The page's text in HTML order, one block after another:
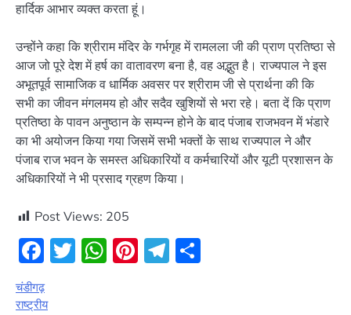
हार्दिक आभार व्यक्त करता हूं।
उन्होंने कहा कि श्रीराम मंदिर के गर्भगृह में रामलला जी की प्राण प्रतिष्ठा से
आज जो पूरे देश में हर्ष का वातावरण बना है, वह अद्भुत है। राज्यपाल ने इस
अभूतपूर्व सामाजिक व धार्मिक अवसर पर श्रीराम जी से प्रार्थना की कि
सभी का जीवन मंगलमय हो और सदैव खुशियों से भरा रहे। बता दें कि प्राण
प्रतिष्ठा के पावन अनुष्ठान के सम्पन्न होने के बाद पंजाब राजभवन में भंडारे
का भी अयोजन किया गया जिसमें सभी भक्तों के साथ राज्यपाल ने और
पंजाब राज भवन के समस्त अधिकारियों व कर्मचारियों और यूटी प्रशासन के
अधिकारियों ने भी प्रसाद ग्रहण किया।
Post Views: 205
Facebook
Twitter
WhatsApp
Pinterest
Telegram
चंडीगढ़
राष्ट्रीय